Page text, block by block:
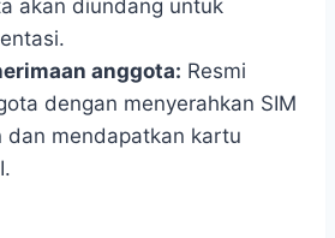
akan diundang untuk
anggota: Resmi
dengan menyerahkan SIM
dan mendapatkan kartu